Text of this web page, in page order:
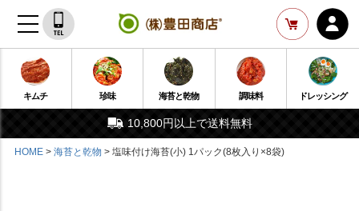
キムチ 珍味 海苔と乾物 調味料 ドレッシング
10,800円以上で送料無料
HOME 海苔と乾物 塩味付け海苔(小) 1パック(8枚入り×8袋)